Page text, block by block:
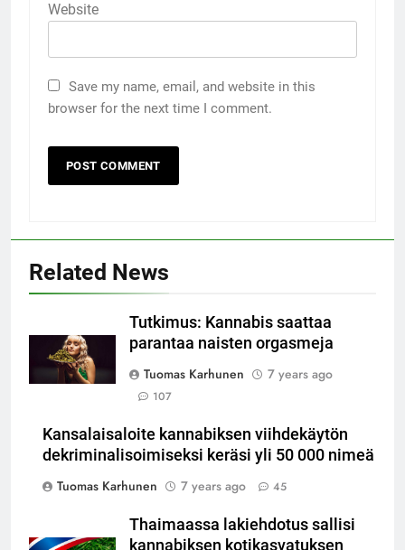
Website
Save my name, email, and website in this
browser for the next time I comment.
Related News
Tutkimus: Kannabis saattaa
parantaa naisten orgasmeja
Tuomas Karhunen
7 years ago
107
Kansalaisaloite kannabiksen viihdekäytön
dekriminalisoimiseksi keräsi yli 50 000 nimeä
Tuomas Karhunen
7 years ago 45
Thaimaassa lakiehdotus sallisi
kannabiksen kotikasvatuksen